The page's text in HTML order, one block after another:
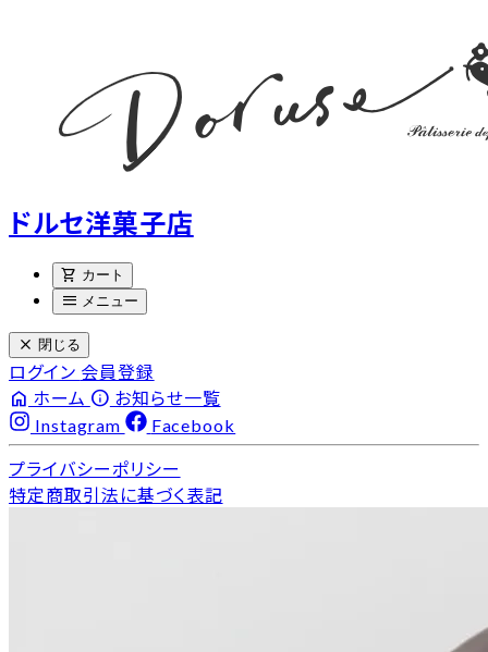
ドルセ洋菓子店
shopping_cart カート
menu メニュー
close 閉じる
ログイン 会員登録
home ホーム info お知らせ一覧
Instagram
Facebook
プライバシーポリシー
特定商取引法に基づく表記